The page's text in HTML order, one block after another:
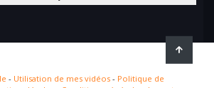
- Utilisation de mes vidéos - Politique de